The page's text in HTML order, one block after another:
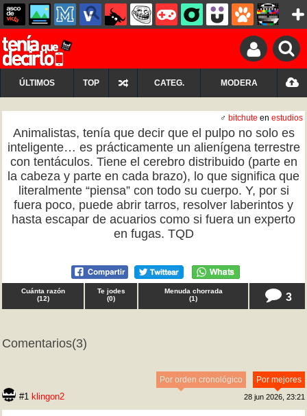
ÚLTIMOS TOP CATEG. MODERA
♂ bitchute en estudios
Animalistas, tenía que decir que el pulpo no solo es
inteligente… es prácticamente un alienígena terrestre
con tentáculos. Tiene el cerebro distribuido (parte en
la cabeza y parte en cada brazo), lo que significa que
literalmente “piensa” con todo su cuerpo. Y, por si
fuera poco, puede abrir tarros, resolver laberintos y
hasta escapar de acuarios como si fuera un experto
en fugas. TQD
Cuánta razón
(12)
Te jodes
(0)
Menuda chorrada
(1) 3
Comentarios(3)
Por mejores
Por orden cronológico
#1 klingon2 28 jun 2026, 23:21